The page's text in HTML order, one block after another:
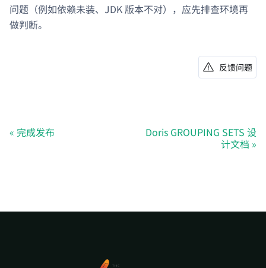
问题（例如依赖未装、JDK 版本不对），应先排查环境再
做判断。
反馈问题
完成发布
Doris GROUPING SETS 设
计文档